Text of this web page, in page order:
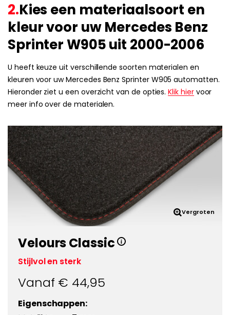
2.Kies een materiaalsoort en
kleur voor uw Mercedes Benz
Sprinter W905 uit 2000-2006
U heeft keuze uit verschillende soorten materialen en
kleuren voor uw Mercedes Benz Sprinter W905 automatten.
Hieronder ziet u een overzicht van de opties.Klik hiervoor
meer info over de materialen.
Vergroten
Velours Classic
Stijlvol en sterk
Vanaf € 44,95
Eigenschappen: